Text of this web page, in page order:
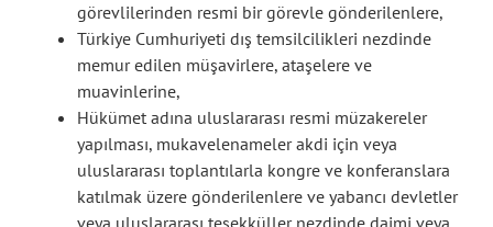
görevlilerinden resmi bir görevle gönderilenlere,
Türkiye Cumhuriyeti dış temsilcilikleri nezdinde
memur edilen müşavirlere, ataşelere ve
muavinlerine,
Hükümet adına uluslararası resmi müzakereler
yapılması, mukavelenameler akdi için veya
uluslararası toplantılarla kongre ve konferanslara
katılmak üzere gönderilenlere ve yabancı devletler